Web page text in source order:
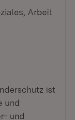
Arbeit
ist
und
und